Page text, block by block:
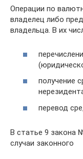
Операции по
владелец либо
владельца. В их
получение
перевод
В статье 9 закона
случаи законного